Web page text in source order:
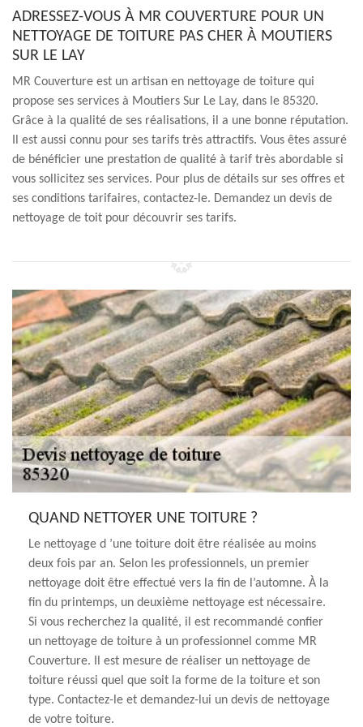
ADRESSEZ-VOUS À MR COUVERTURE POUR UN
NETTOYAGE DE TOITURE PAS CHER À MOUTIERS
SUR LE LAY
MR Couverture est un artisan en nettoyage de toiture qui
propose ses services à Moutiers Sur Le Lay, dans le 85320.
Grâce à la qualité de ses réalisations, il a une bonne réputation.
Il est aussi connu pour ses tarifs très attractifs. Vous êtes assuré
de bénéficier une prestation de qualité à tarif très abordable si
vous sollicitez ses services. Pour plus de détails sur ses offres et
ses conditions tarifaires, contactez-le. Demandez un devis de
nettoyage de toit pour découvrir ses tarifs.
QUAND NETTOYER UNE TOITURE ?
Le nettoyage d ’une toiture doit être réalisée au moins
deux fois par an. Selon les professionnels, un premier
nettoyage doit être effectué vers la fin de l’automne. À la
fin du printemps, un deuxième nettoyage est nécessaire.
Si vous recherchez la qualité, il est recommandé confier
un nettoyage de toiture à un professionnel comme MR
Couverture. Il est mesure de réaliser un nettoyage de
toiture réussi quel que soit la forme de la toiture et son
type. Contactez-le et demandez-lui un devis de nettoyage
de votre toiture.